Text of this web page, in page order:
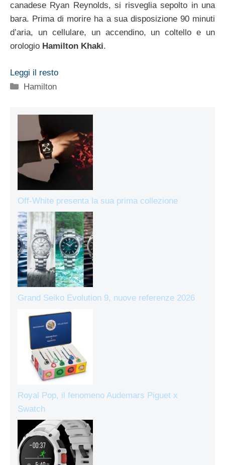
canadese Ryan Reynolds, si risveglia sepolto in una
bara. Prima di morire ha a sua disposizione 90 minuti
d’aria, un cellulare, un accendino, un coltello e un
orologio Hamilton Khaki.
Leggi il resto
Categorie
Hamilton
Off-White presenta la sua prima collezione
Grand Seiko Evolution 9, nuove referenze 2026
Royal Pop, il fenomeno Audemars Piguet x
Swatch